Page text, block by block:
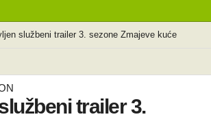
službeni trailer 3. sezone Zmajeve kuće
trailer 3.